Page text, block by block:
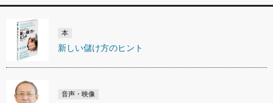
本
新しい儲け方のヒント
音声・映像